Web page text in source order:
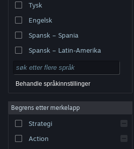
© Valve Corporation. Alle rettigheter reservert. Alle
Retningslinjer for personvern
Tilgjengelighet
|Steams abonnementsavtale
Refusjoner
Tysk
Engelsk
Spansk – Spania
Spansk – Latin-Amerika
Behandle språkinnstillinger
Begrens etter merkelapp
Strategi
Action